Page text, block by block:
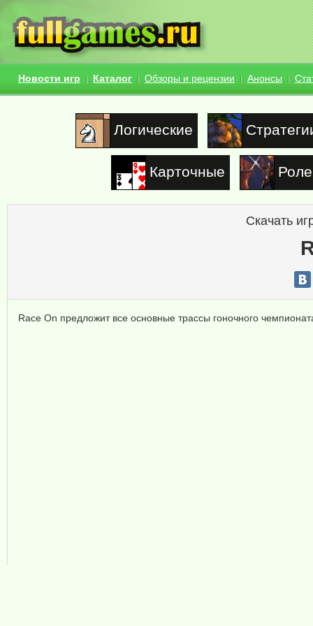
Новости игр Каталог Обзоры и рецензии Анонсы
Логические
Карточные
Скачать
Race On предложит все основные трассы гоночного